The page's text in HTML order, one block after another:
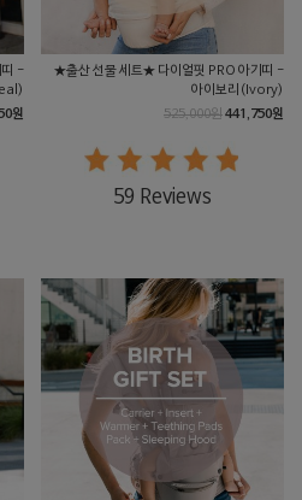
띠 -
원
★출산 선물 세트★ 다이얼핏 PRO 아기띠 -
아이보리(Ivory)
525,000원441,750원
59 Reviews